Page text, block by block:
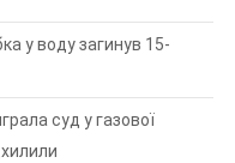
у воду загинув 15-
суд у газової